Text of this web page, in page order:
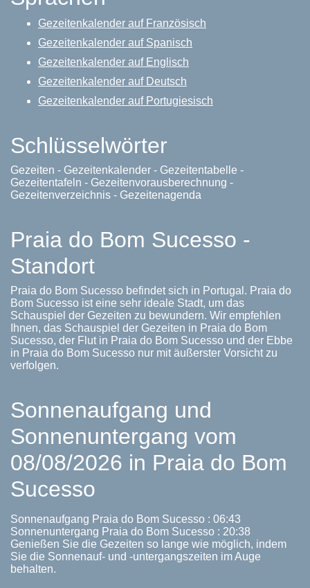
Gezeitenkalender auf Französisch
Gezeitenkalender auf Spanisch
Gezeitenkalender auf Englisch
Gezeitenkalender auf Deutsch
Gezeitenkalender auf Portugiesisch
Schlüsselwörter
Gezeiten - Gezeitenkalender - Gezeitentabelle -
Gezeitentafeln - Gezeitenvorausberechnung -
Gezeitenverzeichnis - Gezeitenagenda
Praia do Bom Sucesso -
Standort
Praia do Bom Sucesso befindet sich in Portugal. Praia do
Bom Sucesso ist eine sehr ideale Stadt, um das
Schauspiel der Gezeiten zu bewundern. Wir empfehlen
Ihnen, das Schauspiel der Gezeiten in Praia do Bom
Sucesso, der Flut in Praia do Bom Sucesso und der Ebbe
in Praia do Bom Sucesso nur mit äußerster Vorsicht zu
verfolgen.
Sonnenaufgang und
Sonnenuntergang vom
08/08/2026 in Praia do Bom
Sucesso
Sonnenaufgang Praia do Bom Sucesso : 06:43
Sonnenuntergang Praia do Bom Sucesso : 20:38
Genießen Sie die Gezeiten so lange wie möglich, indem
Sie die Sonnenauf- und -untergangszeiten im Auge
behalten.